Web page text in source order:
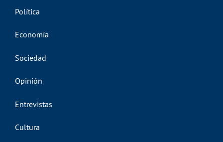
Política
Economía
Sociedad
Opinión
Entrevistas
Cultura